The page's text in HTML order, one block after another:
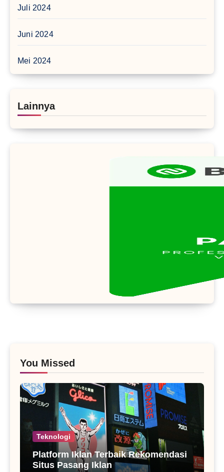
Juli 2024
Juni 2024
Mei 2024
Lainnya
You Missed
Teknologi
Platform Iklan Terbaik Rekomendasi
Situs Pasang Iklan